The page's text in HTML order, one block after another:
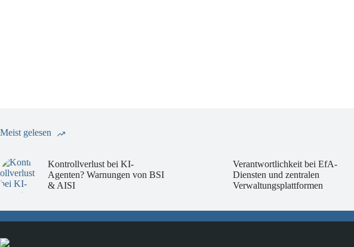
Meist gelesen
Kontrollverlust bei KI-
Agenten? Warnungen von BSI
& AISI
Verantwortlichkeit bei EfA-
Diensten und zentralen
Verwaltungsplattformen